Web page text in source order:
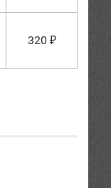
320 ₽